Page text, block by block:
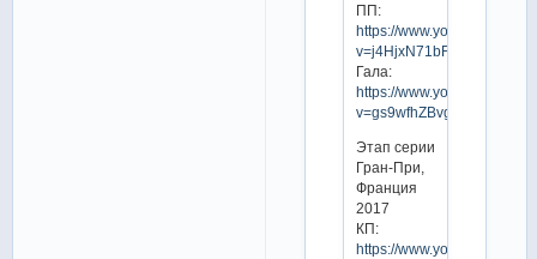
ПП:
https://www.youtube.com/
v=j4HjxN71bFw
Гала:
https://www.youtube.com/
v=gs9wfhZBvgY
Этап серии
Гран-При,
Франция
2017
КП:
https://www.youtube.com/